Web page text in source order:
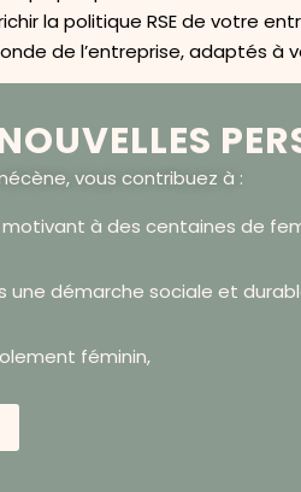
la politique RSE de votre
de l’entreprise, adaptés à
vous contribuez à :
à des centaines de
une démarche sociale et
féminin,